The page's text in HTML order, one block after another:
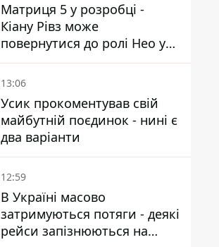
Матриця 5 у розробці -
Кіану Рівз може
повернутися до ролі Нео у
п'ятій частині
13:06
Усик прокоментував свій
майбутній поєдинок - нині є
два варіанти
12:59
В Україні масово
затримуються потяги - деякі
рейси запізнюються на